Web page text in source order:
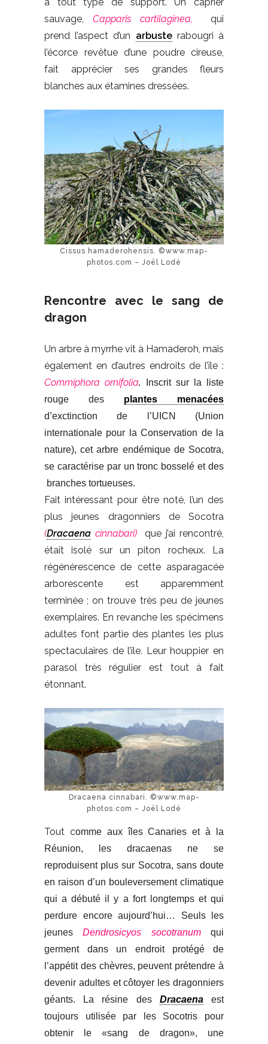
sauvage, Capparis cartilaginea,
qui
prend l’aspect d’un arbusterabougri à
l’écorce revêtue d’une poudre cireuse,
fait apprécier ses grandes fleurs
blanches aux étamines dressées.
Cissus hamaderohensis. ©www.map-
photos.com – Joël Lodé
Rencontre avec le sang de
dragon
Un arbre à myrrhe vit à Hamaderoh, mais
également en d’autres endroits de l’île :
Commiphora ornifolia.
Inscrit sur la liste
rouge des plantes menacées
d’exctinction de l’UICN (Union
internationale pour la Conservation de la
nature), cet arbre endémique de Socotra,
se caractérise par un tronc bosselé et des
branches tortueuses.
Fait intéressant pour être noté, l’un des
plus jeunes dragonniers de Socotra
(Dracaena cinnabari)
que j’ai rencontré,
était isolé sur un piton rocheux. La
régénérescence de cette asparagacée
arborescente est apparemment
terminée ; on trouve très peu de jeunes
exemplaires. En revanche les spécimens
adultes font partie des plantes les plus
spectaculaires de l’île. Leur houppier en
parasol très régulier est tout à fait
étonnant.
Dracaena cinnabari. ©www.map-
photos.com – Joël Lodé
Tout comme aux îles Canaries et à la
Réunion, les dracaenas ne se
reproduisent plus sur Socotra, sans doute
en raison d’un bouleversement climatique
qui a débuté il y a fort longtemps et qui
perdure encore aujourd’hui… Seuls les
jeunesDendrosicyos socotranumqui
germent dans un endroit protégé de
l’appétit des chèvres, peuvent prétendre à
devenir adultes et côtoyer les dragonniers
géants. La résine des Dracaenaest
toujours utilisée par les Socotris pour
obtenir le«sang de dragon», une